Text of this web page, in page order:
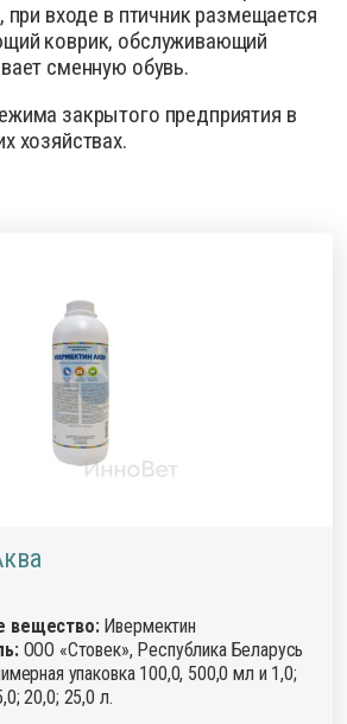
при входе в птичник размещается
коврик, обслуживающий
сменную обувь.
закрытого предприятия в
хозяйствах.
вещество:Ивермектин
ООО «Стовек», Республика Беларусь
упаковка 100,0, 500,0 мл и 1,0;
20,0; 25,0 л.